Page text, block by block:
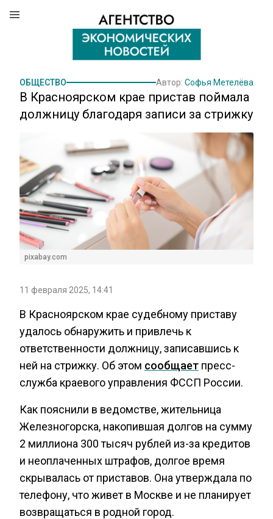
ОБЩЕСТВО Автор: Софья Метелёва
В Красноярском крае пристав поймала
должницу благодаря записи за стрижку
pixabay.com
11 февраля 2025, 14:41
В Красноярском крае судебному приставу
удалось обнаружить и привлечь к
ответственности должницу, записавшись к
ней на стрижку. Об этом сообщает пресс-
служба краевого управления ФССП России.
Как пояснили в ведомстве, жительница
Железногорска, накопившая долгов на сумму
2 миллиона 300 тысяч рублей из-за кредитов
и неоплаченных штрафов, долгое время
скрывалась от приставов. Она утверждала по
телефону, что живет в Москве и не планирует
возвращаться в родной город.